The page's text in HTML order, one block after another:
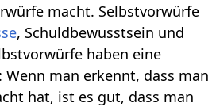
macht. Selbstvorwürfe
, Schuldbewusstsein und
haben eine
man erkennt, dass man
hat, ist es gut, dass man